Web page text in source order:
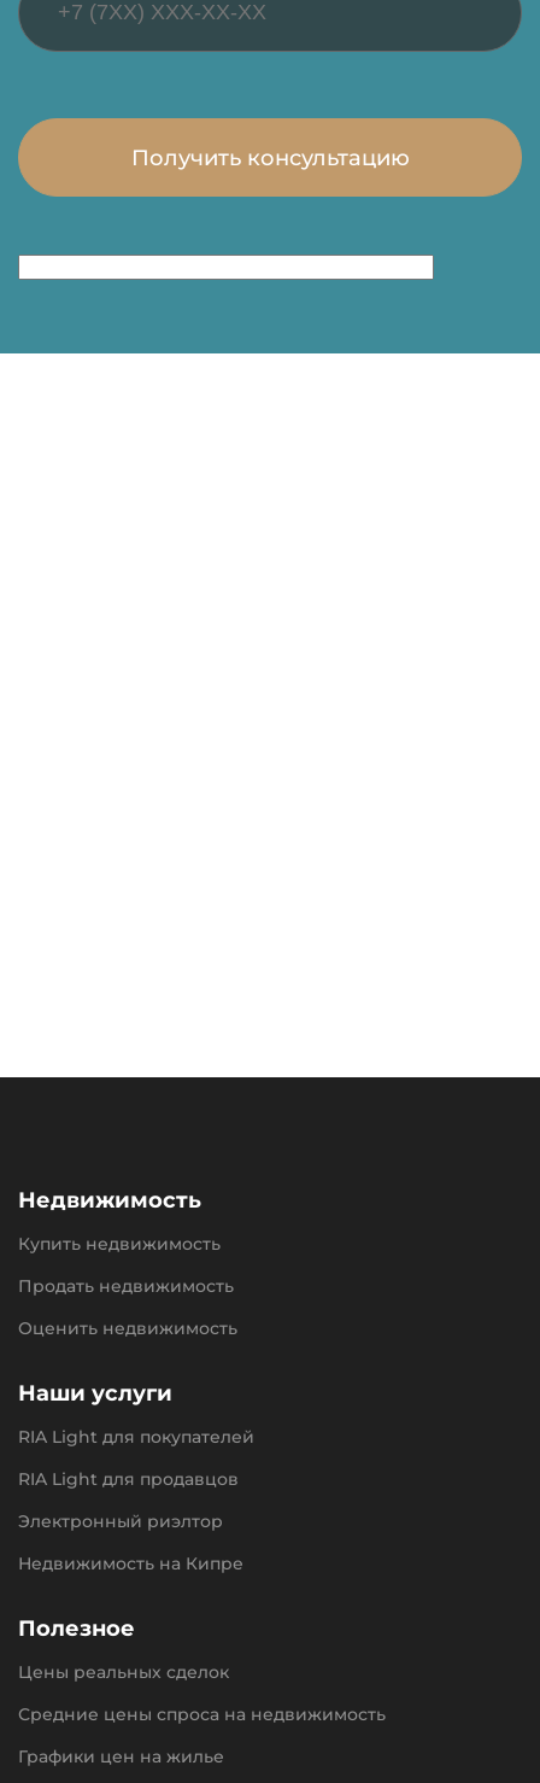
Недвижимость
Купить недвижимость
Продать недвижимость
Оценить недвижимость
Наши услуги
RIA Light для покупателей
RIA Light для продавцов
Электронный риэлтор
Недвижимость на Кипре
Полезное
Цены реальных сделок
Средние цены спроса на недвижимость
Графики цен на жилье